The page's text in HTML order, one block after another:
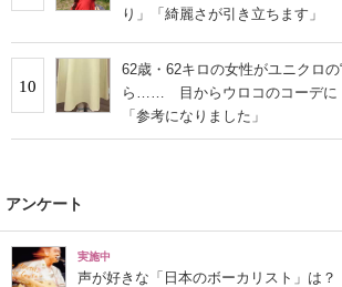
り」「綺麗さが引き立ちます」
10
62歳・62キロの女性がユニクロの
ら…… 目からウロコのコーデに
「参考になりました」
アンケート
実施中
声が好きな「日本のボーカリスト」は？